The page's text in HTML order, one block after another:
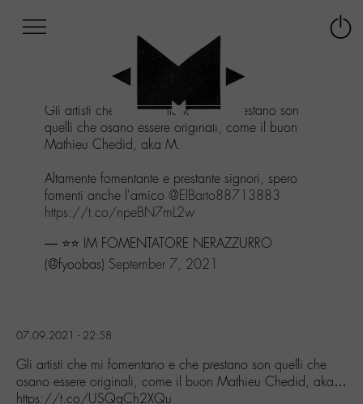
au
menu
Aller
contenu
Aller
recherche
Gli artisti che mi fomentano e che prestano son
quelli che osano essere originali, come il buon
Mathieu Chedid, aka M.
Altamente fomentante e prestante signori, spero
fomenti anche l'amico @ElBarto88713883
https://t.co/npeBN7mL2w
— ⭐️⭐️ IM FOMENTATORE NERAZZURRO
(@fyoobas) September 7, 2021
07.09.2021 - 22:58
Gli artisti che mi fomentano e che prestano son quelli che
osano essere originali, come il buon Mathieu Chedid, aka…
https://t.co/USQqCh2XQu